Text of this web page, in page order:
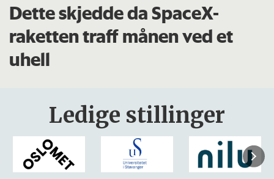
Dette skjedde da SpaceX-
raketten traff månen ved et
uhell
Ledige stillinger